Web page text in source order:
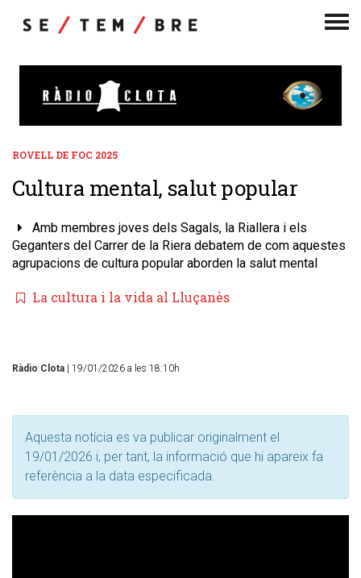
ROVELL DE FOC 2025
Cultura mental, salut popular
Amb membres joves dels Sagals, la Riallera i els
Geganters del Carrer de la Riera debatem de com aquestes
agrupacions de cultura popular aborden la salut mental
La cultura i la vida al Lluçanès
Ràdio Clota | 19/01/2026 a les 18:10h
Aquesta notícia es va publicar originalment el
19/01/2026 i, per tant, la informació que hi apareix fa
referència a la data especificada.